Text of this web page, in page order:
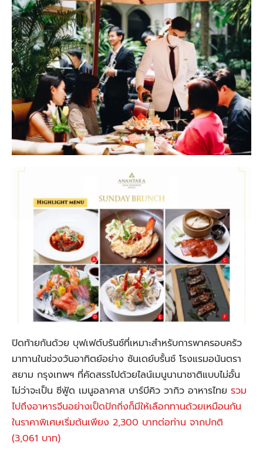
ปิดท้ายกันด้วย บุฟเฟต์บรันช์ที่เหมาะสำหรับการพาครอบครัว
มาทานในช่วงวันอาทิตย์อย่าง ซันเดย์บรั้นช์ โรงแรมอนันตรา
สยาม กรุงเทพฯ ที่คัดสรรไปด้วยไลน์เมนูนานาชาติแบบไม่อั้น
ไม่ว่าจะเป็น ซีฟู้ด เมนูอลาคาส บาร์บีคิว วากิว อาหารไทย รวม
ไปถึงอาหารจีนอย่างเป็ดปักกิ่งก็มีให้เลือกทานด้วยเหมือนกัน
ในราคาพิเศษเริ่มต้นเพียง 2,300 บาทต่อท่าน จากปกติ
(3,061 บาท)